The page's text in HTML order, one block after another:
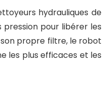
hydrauliques de
pression pour libérer les
propre filtre, le robot
les plus efficaces et les